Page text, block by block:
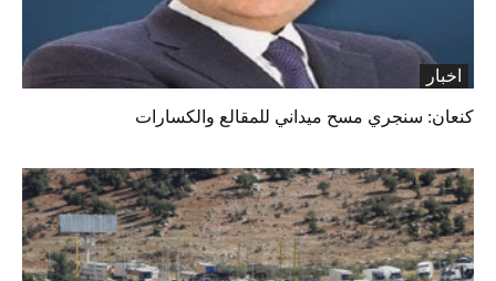
اخبار
كنعان: سنجري مسح ميداني للمقالع والكسارات